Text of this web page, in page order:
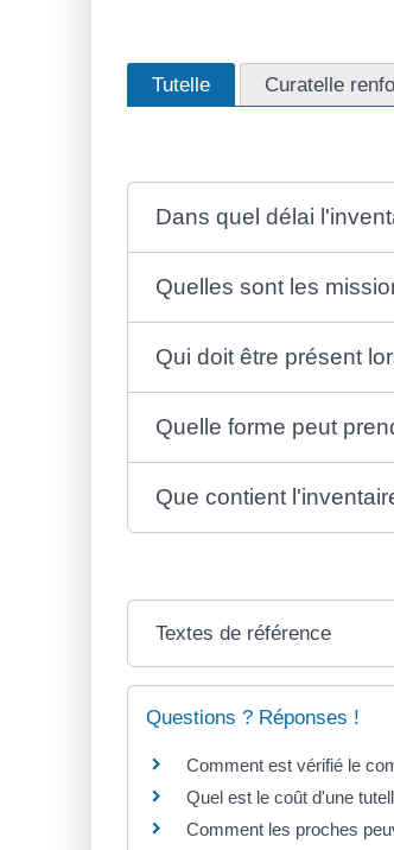
Tutelle Curatelle
Dans quel délai
Quelles sont les
Qui doit être présent
Quelle forme peut
Que contient
Textes de référence
Questions ? Réponses !
Comment est vérifié le
Quel est le coût d'une
Comment les proches